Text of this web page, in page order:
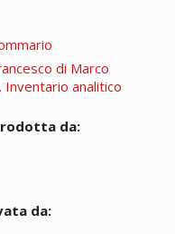
di Marco
Inventario analitico
da:
da: